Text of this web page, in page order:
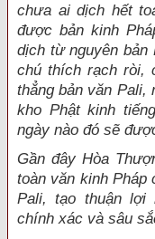
chưa ai dịch hết
được bản kinh
dịch từ nguyên
chú thích rạch ròi,
thẳng bản văn Pali,
kho Phật kinh
ngày nào đó sẽ
Gần đây Hòa
toàn văn kinh
Pali, tạo thuận lợi
chính xác và sâu